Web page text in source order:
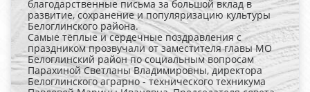
благодарственные письма за большой вклад в
развитие, сохранение и популяризацию культуры
Белоглинского района.
Самые тёплые и сердечные поздравления с
праздником прозвучали от заместителя главы МО
Белоглинский район по социальным вопросам
Парахиной Светланы Владимировны, директора
Белоглинского аграрно - технического техникума